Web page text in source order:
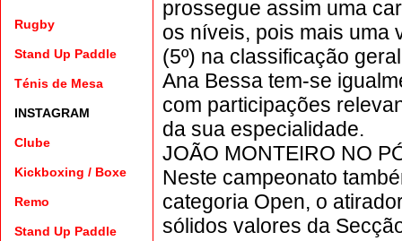
Rugby
Stand Up Paddle
Ténis de Mesa
INSTAGRAM
Clube
Kickboxing / Boxe
Remo
Stand Up Paddle
prossegue assim uma
os níveis, pois mais uma
(5º) na classificação
Ana Bessa tem-se
com participações
da sua especialidade.
JOÃO MONTEIRO NO
Neste campeonato
categoria Open, o
sólidos valores da